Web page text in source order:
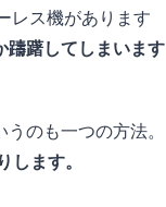
レス機があります
躊躇してしまいます
のも一つの方法。
ます。